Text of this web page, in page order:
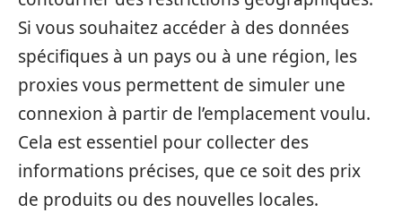
Si vous souhaitez accéder à des données
spécifiques à un pays ou à une région, les
proxies vous permettent de simuler une
connexion à partir de l’emplacement voulu.
Cela est essentiel pour collecter des
informations précises, que ce soit des prix
de produits ou des nouvelles locales.